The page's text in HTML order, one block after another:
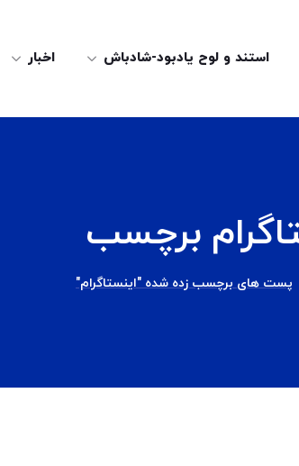
استند و لوح یادبود-شادباش اخبار
برچسب
پست های برچسب زده شده "اینستاگرام"